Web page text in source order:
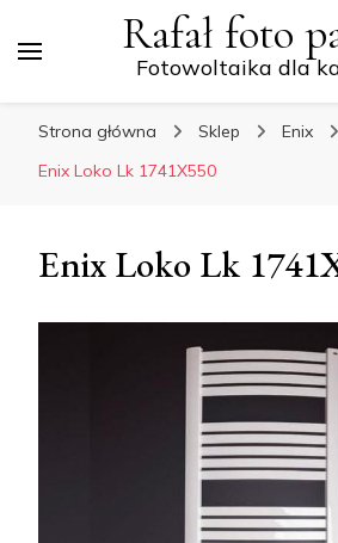
Rafał foto
Fotowoltaika dla
Strona główna Sklep
Enix
Enix Loko Lk 1741X550
Enix Loko Lk